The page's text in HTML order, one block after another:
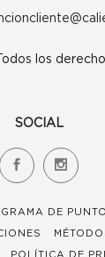
los
SOCIAL
DE
POLÍTICA DE